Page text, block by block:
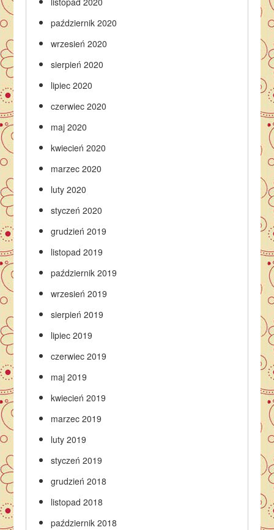
październik 2020
wrzesień 2020
sierpień 2020
lipiec 2020
czerwiec 2020
maj 2020
kwiecień 2020
marzec 2020
luty 2020
styczeń 2020
grudzień 2019
listopad 2019
październik 2019
wrzesień 2019
sierpień 2019
lipiec 2019
czerwiec 2019
maj 2019
kwiecień 2019
marzec 2019
luty 2019
styczeń 2019
grudzień 2018
listopad 2018
październik 2018